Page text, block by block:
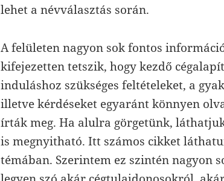
lehet a névválasztás során.
A felületen nagyon sok fontos
kifejezetten tetszik, hogy kezdő
induláshoz szükséges feltételeket, a
illetve kérdéseket egyaránt könnyen
írták meg. Ha alulra görgetünk,
is megnyitható. Itt számos cikket
témában. Szerintem ez szintén nagyon